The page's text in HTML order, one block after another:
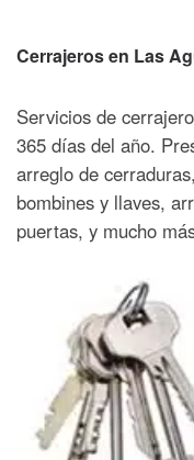
Cerrajeros en Las
Servicios de
365 días del año.
arreglo de
bombines y llaves,
puertas, y mucho